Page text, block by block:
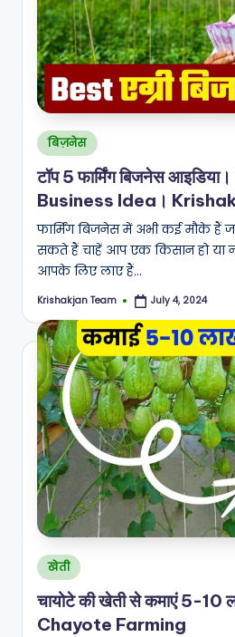
Posted
in
बिज़नेस
टॉप 5 फार्मिंग बिजनेस
Business Idea।
फार्मिंग बिजनेस में अभी कई मौके हैं
सकते हैं चाहें आप एक किसान हो या
आपके लिए लाए हैं…
Posted
Krishakjan Team July 4, 2024
Posted
in
खेती
चायोटे की खेती से कमाएं 5-10
Chayote Farming